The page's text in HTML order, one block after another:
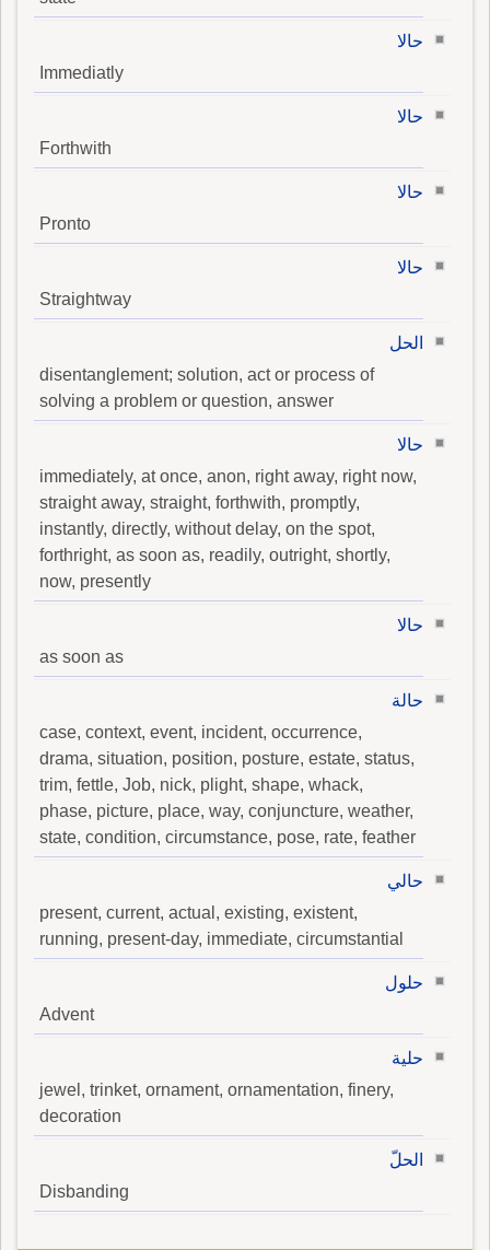
حالا
Immediatly
حالا
Forthwith
حالا
Pronto
حالا
Straightway
الحل
disentanglement; solution, act or process of
solving a problem or question, answer
حالا
immediately, at once, anon, right away, right now,
straight away, straight, forthwith, promptly,
instantly, directly, without delay, on the spot,
forthright, as soon as, readily, outright, shortly,
now, presently
حالا
as soon as
حالة
case, context, event, incident, occurrence,
drama, situation, position, posture, estate, status,
trim, fettle, Job, nick, plight, shape, whack,
phase, picture, place, way, conjuncture, weather,
state, condition, circumstance, pose, rate, feather
حالي
present, current, actual, existing, existent,
running, present-day, immediate, circumstantial
حلول
Advent
حلية
jewel, trinket, ornament, ornamentation, finery,
decoration
الحلّ
Disbanding